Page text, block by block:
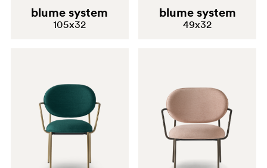
blume system
105x32
blume system
49x32